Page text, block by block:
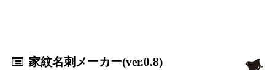
家紋名刺メーカー(ver.0.8)